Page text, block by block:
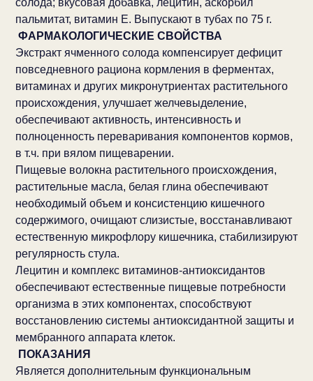
солода; вкусовая добавка, лецитин, аскорбил
пальмитат, витамин Е. Выпускают в тубах по 75 г.
ФАРМАКОЛОГИЧЕСКИЕ СВОЙСТВА
Экстракт ячменного солода компенсирует дефицит
повседневного рациона кормления в ферментах,
витаминах и других микронутриентах растительного
происхождения, улучшает желчевыделение,
обеспечивают активность, интенсивность и
полноценность переваривания компонентов кормов,
в т.ч. при вялом пищеварении.
Пищевые волокна растительного происхождения,
растительные масла, белая глина обеспечивают
необходимый объем и консистенцию кишечного
содержимого, очищают слизистые, восстанавливают
естественную микрофлору кишечника, стабилизируют
регулярность стула.
Лецитин и комплекс витаминов-антиоксидантов
обеспечивают естественные пищевые потребности
организма в этих компонентах, способствуют
восстановлению системы антиоксидантной защиты и
мембранного аппарата клеток.
ПОКАЗАНИЯ
Является дополнительным функциональным